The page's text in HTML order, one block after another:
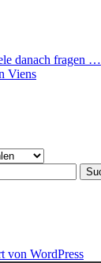
danach fragen …
Viens
von WordPress